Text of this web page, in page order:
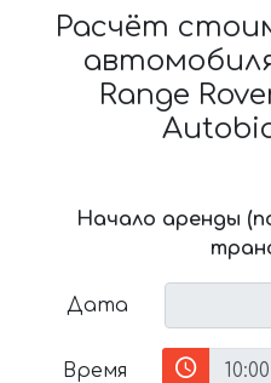
Расчёт
Range
Начало аренды
Дата
Время